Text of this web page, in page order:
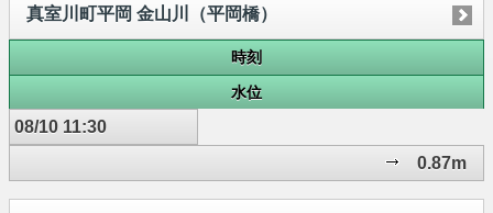
真室川町平岡 金山川（平岡橋）
時刻
水位
08/10 11:30
0.87m